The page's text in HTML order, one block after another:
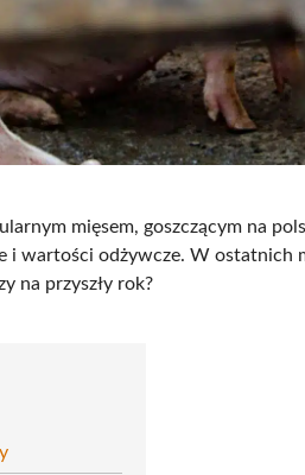
mięsem, goszczącym na
i wartości odżywcze. W ostatnich
na przyszły rok?